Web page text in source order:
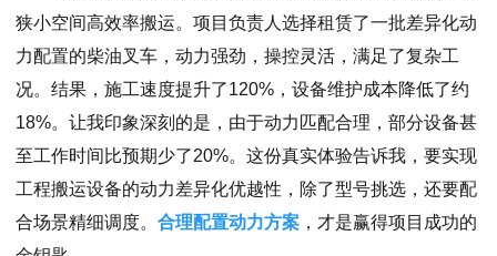
狭小空间高效率搬运。项目负责人选择租赁了一批差异化动
力配置的柴油叉车，动力强劲，操控灵活，满足了复杂工
况。结果，施工速度提升了120%，设备维护成本降低了约
18%。让我印象深刻的是，由于动力匹配合理，部分设备甚
至工作时间比预期少了20%。这份真实体验告诉我，要实现
工程搬运设备的动力差异化优越性，除了型号挑选，还要配
合场景精细调度。 合理配置动力方案 ，才是赢得项目成功的